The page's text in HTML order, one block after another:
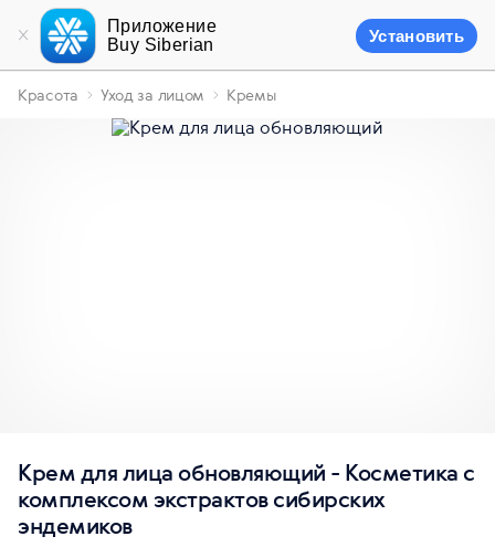
Приложение
Buy Siberian
Установить
Красота Уход за лицом Кремы
Крем для лица обновляющий - Косметика с
комплексом экстрактов сибирских
эндемиков